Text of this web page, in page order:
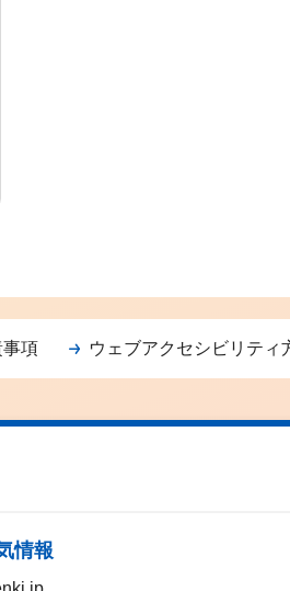
事項 ウェブアクセシビリティ
情報